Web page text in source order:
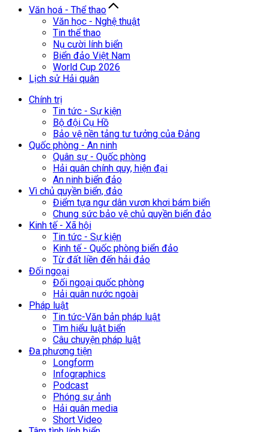
Văn hoá - Thể thao
Văn học - Nghệ thuật
Tin thể thao
Nụ cười lính biển
Biển đảo Việt Nam
World Cup 2026
Lịch sử Hải quân
Chính trị
Tin tức - Sự kiện
Bộ đội Cụ Hồ
Bảo vệ nền tảng tư tưởng của Đảng
Quốc phòng - An ninh
Quân sự - Quốc phòng
Hải quân chính quy, hiện đại
An ninh biển đảo
Vì chủ quyền biển, đảo
Điểm tựa ngư dân vươn khơi bám biển
Chung sức bảo vệ chủ quyền biển đảo
Kinh tế - Xã hội
Tin tức - Sự kiện
Kinh tế - Quốc phòng biển đảo
Từ đất liền đến hải đảo
Đối ngoại
Đối ngoại quốc phòng
Hải quân nước ngoài
Pháp luật
Tin tức-Văn bản pháp luật
Tìm hiểu luật biển
Câu chuyện pháp luật
Đa phương tiện
Longform
Infographics
Podcast
Phóng sự ảnh
Hải quân media
Short Video